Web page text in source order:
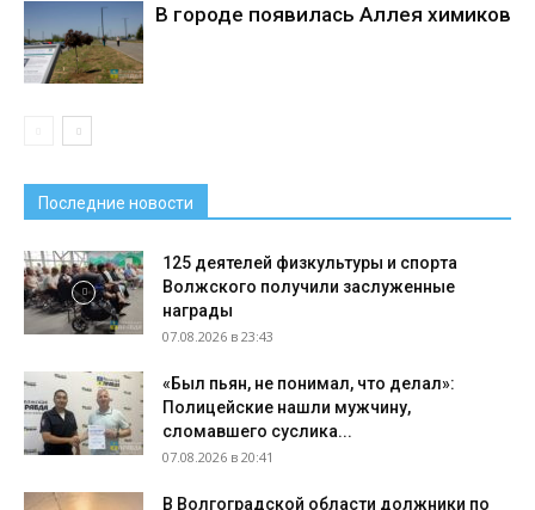
В городе появилась Аллея химиков
Последние новости
125 деятелей физкультуры и спорта
Волжского получили заслуженные
награды
07.08.2026 в 23:43
«Был пьян, не понимал, что делал»:
Полицейские нашли мужчину,
сломавшего суслика...
07.08.2026 в 20:41
В Волгоградской области должники по